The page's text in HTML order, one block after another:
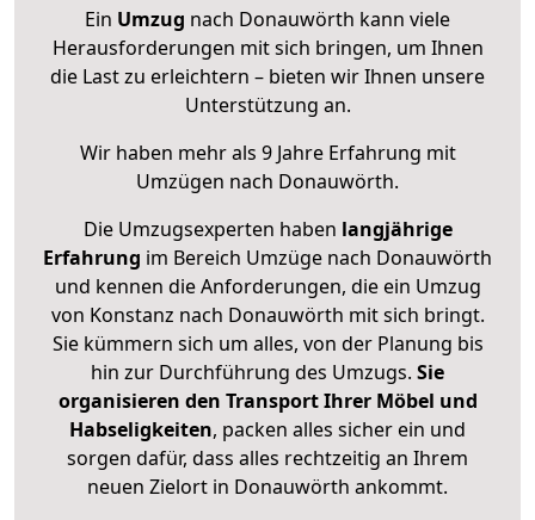
Ein Umzug nach Donauwörth kann viele
Herausforderungen mit sich bringen, um Ihnen
die Last zu erleichtern – bieten wir Ihnen unsere
Unterstützung an.
Wir haben mehr als 9 Jahre Erfahrung mit
Umzügen nach Donauwörth.
Die Umzugsexperten haben langjährige
Erfahrung im Bereich Umzüge nach Donauwörth
und kennen die Anforderungen, die ein Umzug
von Konstanz nach Donauwörth mit sich bringt.
Sie kümmern sich um alles, von der Planung bis
hin zur Durchführung des Umzugs. Sie
organisieren den Transport Ihrer Möbel und
Habseligkeiten, packen alles sicher ein und
sorgen dafür, dass alles rechtzeitig an Ihrem
neuen Zielort in Donauwörth ankommt.